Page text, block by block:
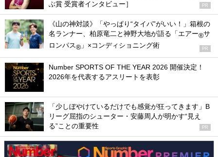
ぶ賞 受賞者インタビュー］
PR
《山の神対談》「やっぱり“タイパ”がいい！」箱根の
名ランナー、柏原竜二と神野大地が語る「エアー®サ
ロンパス® 」×コンディショニング術 PR
Number SPORTS OF THE YEAR 2026 開催決定！
2026年を代表するアスリートを表彰
「少しぼやけているだけでも感覚が狂ってきます」B
リーグ屈指のシューター・安藤周人が明かす“見え
る”ことの重要性
PR